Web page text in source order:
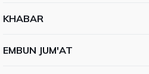
KHABAR
EMBUN JUM'AT